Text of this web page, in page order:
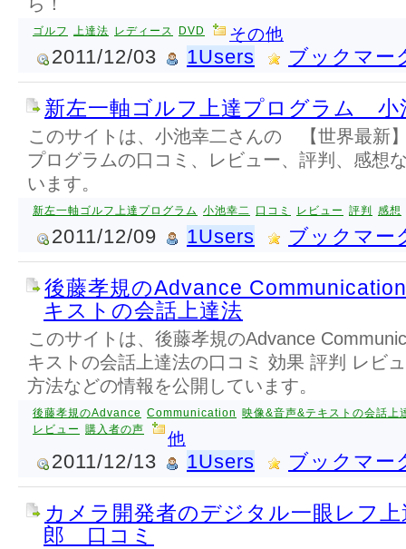
ゴルフ 上達法 レディース DVD その他
2011/12/03 1Users ブックマー
新左一軸ゴルフ上達プログラム 小
このサイトは、小池幸二さんの 【世界最新
プログラムの口コミ、レビュー、評判、感想
います。
新左一軸ゴルフ上達プログラム 小池幸二 口コミ レビュー 評判 感想
2011/12/09 1Users ブックマー
後藤孝規のAdvance
キストの会話上達法
このサイトは、後藤孝規のAdvance
キストの会話上達法の口コミ 効果 評判 レビ
方法などの情報を公開しています。
後藤孝規のAdvance Communication 映像&音声&テキストの会話上
レビュー 購入者の声 他
2011/12/13 1Users ブックマー
カメラ開発者のデジタル一眼レフ
郎 口コミ